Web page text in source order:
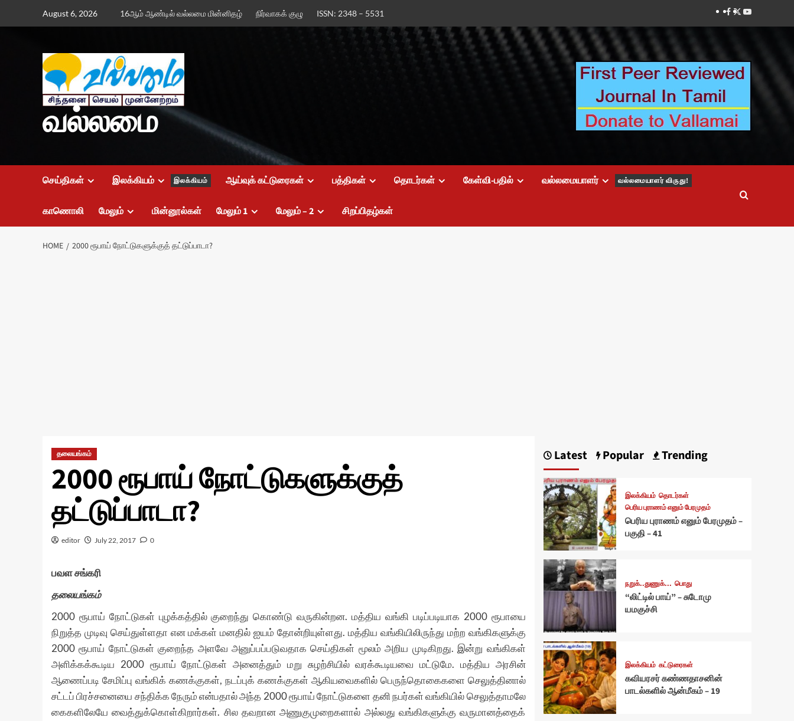
August 6, 2026 16ஆம் ஆண்டில் வல்லமை மின்னிதழ் நிர்வாகக் குழு ISSN: 2348 – 5531 Facebook
TwitterYoutube
வல்லமை
செய்திகள் இலக்கியம் இலக்கியம் ஆய்வுக் கட்டுரைகள் பத்திகள் தொடர்கள் கேள்வி-பதில் வல்லமையாளர் வல்லமையாளர் விருது!
காணொலி மேலும் மின்னூல்கள் மேலும் 1 மேலும் – 2 சிறப்பிதழ்கள்
HOME 2000 ரூபாய் நோட்டுகளுக்குத் தட்டுப்பாடா?
தலையங்கம்
2000 ரூபாய் நோட்டுகளுக்குத்
தட்டுப்பாடா?
editor July 22, 2017 0
பவள சங்கரி
தலையங்கம்
2000 ரூபாய் நோட்டுகள் புழக்கத்தில் குறைந்து கொண்டு வருகின்றன. மத்திய வங்கி படிப்படியாக 2000 ரூபாயை
நிறுத்த முடிவு செய்துள்ளதா என மக்கள் மனதில் ஐயம் தோன்றியுள்ளது. மத்திய வங்கியிலிருந்து மற்ற வங்கிகளுக்கு
2000 ரூபாய் நோட்டுகள் குறைந்த அளவே அனுப்பப்படுவதாக செய்திகள் மூலம் அறிய முடிகிறது. இன்று வங்கிகள்
அளிக்கக்கூடிய 2000 ரூபாய் நோட்டுகள் அனைத்தும் மறு சுழற்சியில் வரக்கூடியவை மட்டுமே. மத்திய அரசின்
ஆணைப்படி சேமிப்பு வங்கிக் கணக்குகள், நடப்புக் கணக்குகள் ஆகியவைகளில் பெருந்தொகைகளை செலுத்தினால்
சட்டப் பிரச்சனையை சந்திக்க நேரும் என்பதால் அந்த 2000 ரூபாய் நோட்டுகளை தனி நபர்கள் வங்கியில் செலுத்தாமலே
கைகளிலேயே வைத்துக்கொள்கிறார்கள். சில தவறான அணுகுமுறைகளால் அல்லது வங்கிகளுக்கு வருமானத்தைக்
Latest Popular Trending
இலக்கியம் தொடர்கள்
பெரிய புராணம் எனும் பேரமுதம்
பெரிய புராணம் எனும் பேரமுதம் –
பகுதி – 41
நறுக்..துணுக்... பொது
“லிட்டில் பாய்” – சுடோமு
யமகுச்சி
இலக்கியம் கட்டுரைகள்
கவியரசர் கண்ணதாசனின்
பாடல்களில் ஆன்மீகம் – 19